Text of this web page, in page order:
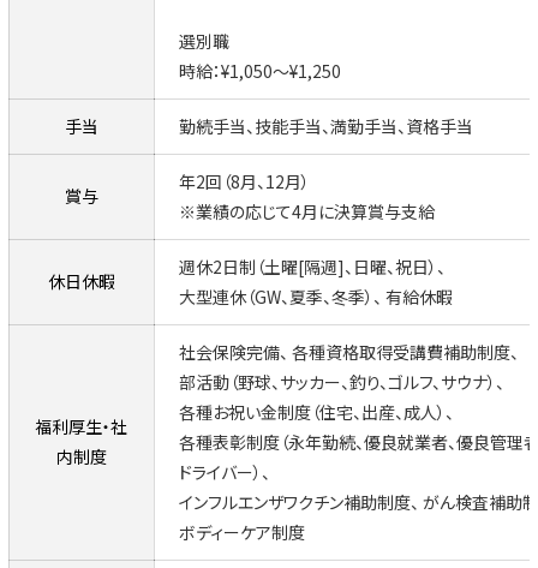
選別職
時給：¥1,050～¥1,250
手当 勤続手当、技能手当、満勤手当、資格手当
賞与
年2回（8月、12月）
※業績の応じて4月に決算賞与支給
休日休暇
週休2日制（土曜[隔週]、日曜、祝日）
大型連休（GW、夏季、冬季）
有給休暇
福利厚生・社
内制度
社会保険完備 各種資格取得受講費補助制度
部活動（野球、サッカー、釣り、ゴルフ、サウナ）
各種お祝い金制度（住宅、出産、成人）
各種表彰制度（永年勤続、優良就業者、優良管理
ドライバー）
インフルエンザワクチン補助制度 がん検査補助
ボディーケア制度